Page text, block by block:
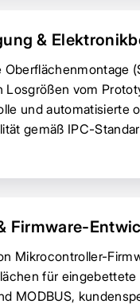
&
Oberflächenmontage
Losgrößen vom
und automatisierte
gemäß IPC-
Firmware-
Mikrocontroller-
für
MODBUS,